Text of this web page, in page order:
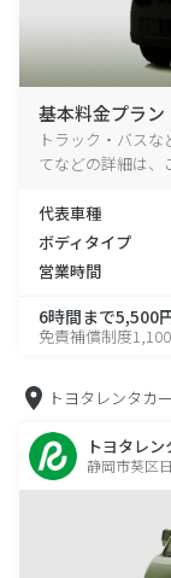
基本料金プラン
トラック・バス
てなどの詳細は、
代表車種
ボディタイプ
営業時間
6時間まで5,500
免責補償制度
トヨタレンタカ
トヨタレ
静岡市葵区